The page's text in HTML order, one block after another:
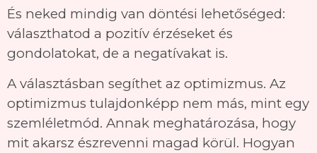
És neked mindig van döntési lehetőséged:
választhatod a pozitív érzéseket és
gondolatokat, de a negatívakat is.
A választásban segíthet az optimizmus. Az
optimizmus tulajdonképp nem más, mint egy
szemléletmód. Annak meghatározása, hogy
mit akarsz észrevenni magad körül. Hogyan